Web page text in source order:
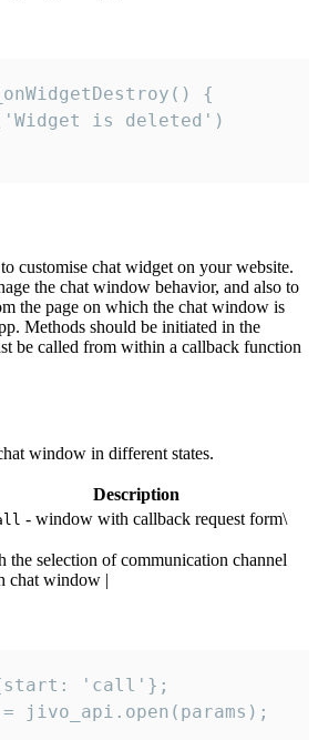
{
is deleted')
customise chat widget on your website.
the chat window behavior, and also to
the page on which the chat window is
Methods should be initiated in the
be called from within a callback function
window in different states.
Description
- window with callback request form\
the selection of communication channel
chat window |
{start: 'call'};
jivo_api.open(params);